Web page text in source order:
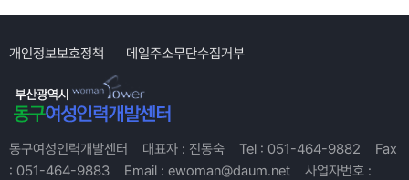
개인정보보호정책 메일주소무단수집거부
동구여성인력개발센터 대표자 : 진동숙 Tel : 051-464-9882
Fax
: 051-464-9883 Email : ewoman@daum.net 사업자번호 :